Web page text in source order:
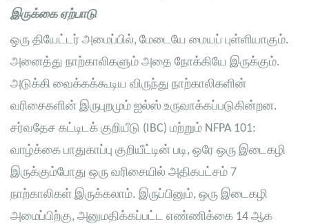
இருக்கை ஏற்பாடு
ஒரு தியேட்டர் அமைப்பில், மேடையே மையப் புள்ளியாகும்.
அனைத்து நாற்காலிகளும் அதை நோக்கியே இருக்கும்.
அடுக்கி வைக்கக்கூடிய விருந்து நாற்காலிகளின்
வரிசைகளின் இருபுறமும் ஐல்ஸ் உருவாக்கப்படுகின்றன.
சர்வதேச கட்டிடக் குறியீடு (IBC) மற்றும் NFPA 101:
வாழ்க்கை பாதுகாப்பு குறியீட்டின் படி, ஒரே ஒரு இடைகழி
இருக்கும்போது ஒரு வரிசையில் அதிகபட்சம் 7
நாற்காலிகள் இருக்கலாம். இருப்பினும், ஒரு இடைகழி
அமைப்பிற்கு, அனுமதிக்கப்பட்ட எண்ணிக்கை 14 ஆக